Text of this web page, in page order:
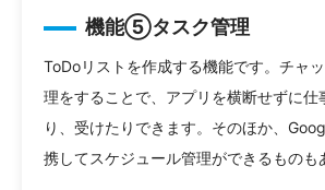
機能⑤タスク管理
ToDoリストを作成する機能です。チャ
理をすることで、アプリを横断せずに仕
り、受けたりできます。そのほか、
携してスケジュール管理ができるものも